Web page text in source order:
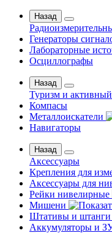
Назад
Генераторы
Лабораторные
Осциллографы
Назад
Туризм и
Компасы
Металлоискатели
Навигаторы
Назад
Аксессуары
Крепления для
Аксессуары для
Рейки нивелирные
Мишени
Штативы и штанги
Аккумуляторы и